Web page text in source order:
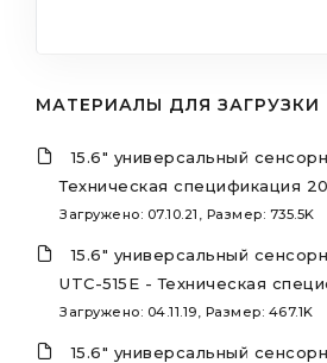
МАТЕРИАЛЫ ДЛЯ ЗАГРУЗКИ
15.6" универсальный
Техническая спецификация
Загружено: 07.10.21, Размер: 735.5K
15.6" универсальный
UTC-515E - Техническая
Загружено: 04.11.19, Размер: 467.1K
15.6" универсальный